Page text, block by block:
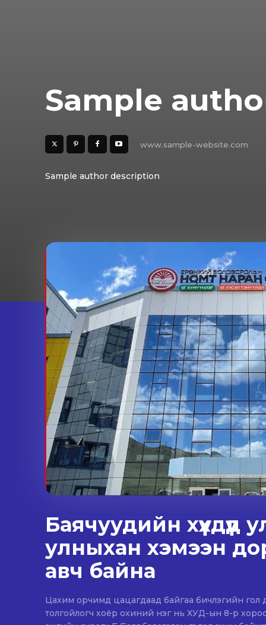
Sample
www.sample-website.com
Sample author description
Баячуудийн
улныхан хэмээн
авч байна
Цахим орчимд цацагдаад байгаа бичлэгийн гол
толгойлогч хоёр охиний нэг нь ХУД-ын 8-р